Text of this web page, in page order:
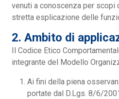
venuti a conoscenza per
stretta esplicazione delle
2. Ambito di
Il Codice Etico
integrante del Modello
Ai fini della piena
portate dal D.Lgs. 8/6/